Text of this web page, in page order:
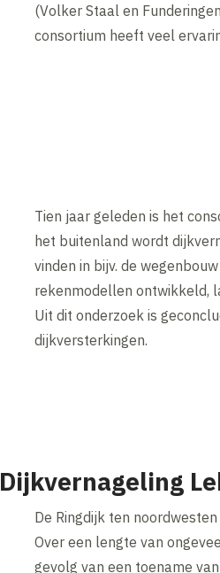
(Volker Staal en
consortium heeft veel
Tien jaar geleden is het
het buitenland wordt
vinden in bijv. de
rekenmodellen ontwikkeld,
Uit dit onderzoek is
dijkversterkingen.
Dijkvernageling
De Ringdijk ten
Over een lengte van
gevolg van een toename